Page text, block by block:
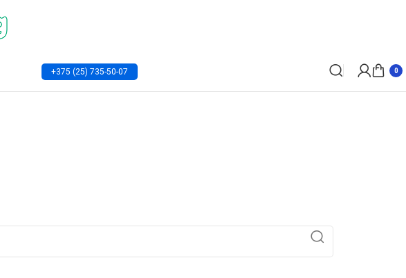
+375 (25) 735-50-07 0